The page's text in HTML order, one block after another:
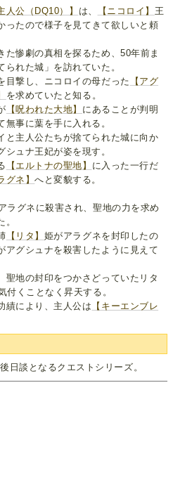
人公（DQ10）】 は、 【ニコロイ】 王
ったので様子を見てきて欲しいと頼
た惨劇の真相を探るため、50年前ま
れた城」を訪れていた。
目撃し、ニコロイの母だった
【アグ
を求めていたと知る。
【呪われた大地】 にあることが判明
無事に葉を手に入れる。
と主人公たちが捨てられた城に向か
ュナ王妃が姿を現す。
【エルトナの聖地】 に入った一行だ
グネ】へと変貌する。
ラグネに殺害され、聖地の力を求め
【リタ】 姫がアラグネを封印したの
アグシュナを殺害したように見えて
聖地の封印をつかさどっていたリタ
付くことなく昇天する。
績により、主人公は 【キーエンブレ
日談となるクエストシリーズ。